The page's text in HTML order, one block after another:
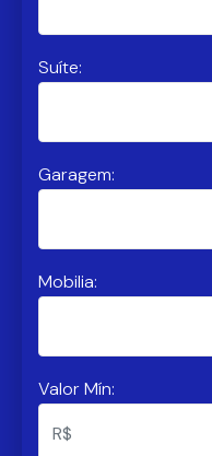
Suíte:
Garagem:
Mobilia:
Valor Mín: